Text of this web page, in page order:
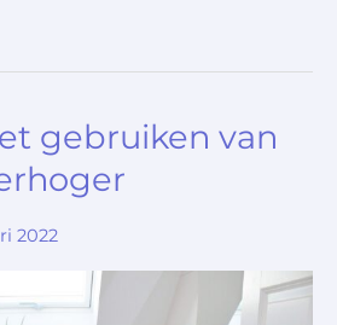
gebruiken van
2022